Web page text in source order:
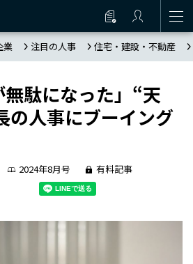
業 注目の人事 住宅・建設・不動産
無駄になった」“天
の人事にブーイング
2024年8月号 有料記事